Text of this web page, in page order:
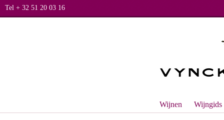
Tel + 32 51 20 03 16
Wijnen Wijngids